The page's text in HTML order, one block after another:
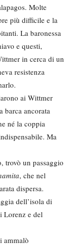
Molte
più difficile e la
La baronessa
e questi,
in cerca di un
resistenza
ai Wittmer
barca ancorata
né la coppia
Ma
trovò un passaggio
, che nel
dispersa.
dell’isola di
Lorenz e del
ammalò